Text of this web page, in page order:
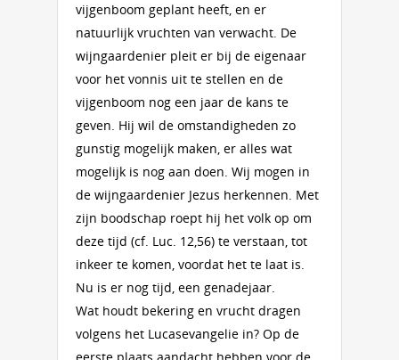
vijgenboom geplant heeft, en er
natuurlijk vruchten van verwacht. De
wijngaardenier pleit er bij de eigenaar
voor het vonnis uit te stellen en de
vijgenboom nog een jaar de kans te
geven. Hij wil de omstandigheden zo
gunstig mogelijk maken, er alles wat
mogelijk is nog aan doen. Wij mogen in
de wijngaardenier Jezus herkennen. Met
zijn boodschap roept hij het volk op om
deze tijd (cf. Luc. 12,56) te verstaan, tot
inkeer te komen, voordat het te laat is.
Nu is er nog tijd, een genadejaar.
Wat houdt bekering en vrucht dragen
volgens het Lucasevangelie in? Op de